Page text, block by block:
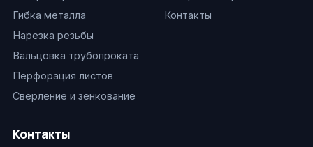
Гибка металла
Нарезка резьбы
Вальцовка трубопроката
Перфорация листов
Сверление и зенкование
Контакты
Контакты